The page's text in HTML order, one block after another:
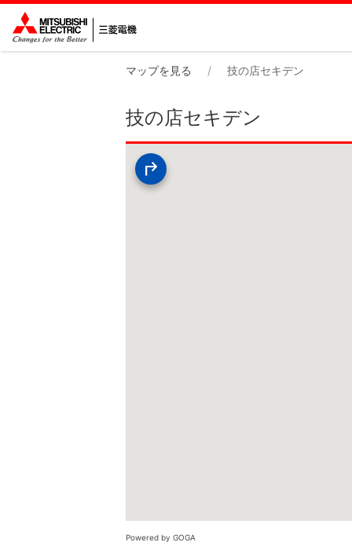
マップを見る 技の店セキデン
技の店セキデン
Powered by GOGA